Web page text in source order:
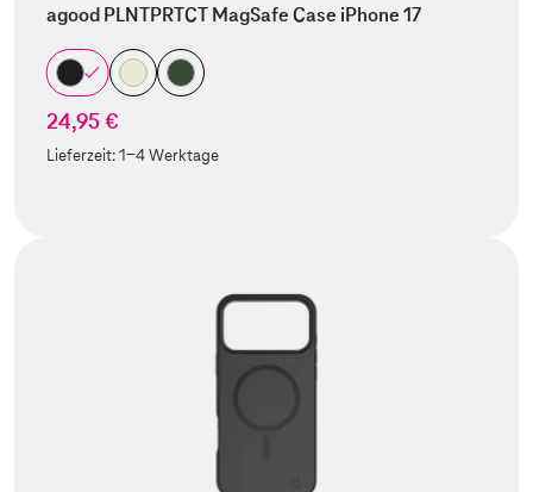
agood PLNTPRTCT MagSafe Case iPhone 17
24,95 €
Lieferzeit:1-4 Werktage